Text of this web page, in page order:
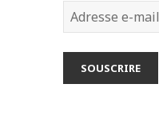
Adresse
e-
mail
SOUSCRIRE